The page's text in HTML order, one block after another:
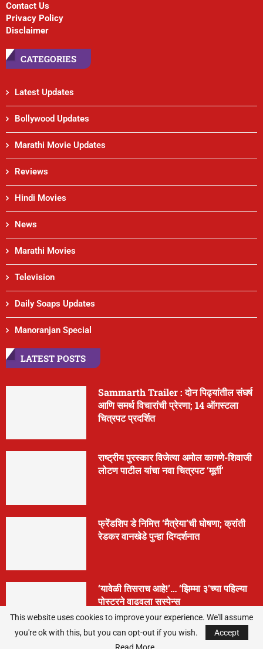
Contact Us
Privacy Policy
Disclaimer
CATEGORIES
Latest Updates
Bollywood Updates
Marathi Movie Updates
Reviews
Hindi Movies
News
Marathi Movies
Television
Daily Soaps Updates
Manoranjan Special
LATEST POSTS
Sammarth Trailer : दोन पिढ्यांतील संघर्ष
आणि समर्थ विचारांची प्रेरणा; 14 ऑगस्टला
चित्रपट प्रदर्शित
राष्ट्रीय पुरस्कार विजेत्या अमोल कागणे-शिवाजी
लोटण पाटील यांचा नवा चित्रपट ‘मूर्ती’
फ्रेंडशिप डे निमित्त ‘मैत्रेया’ची घोषणा; क्रांती
रेडकर वानखेडे पुन्हा दिग्दर्शनात
‘यावेळी तिसराच आहे!’… ‘झिम्मा ३’च्या पहिल्या
पोस्टरने वाढवला सस्पेन्स
This website uses cookies to improve your experience. We'll assume
you're ok with this, but you can opt-out if you wish.
Accept